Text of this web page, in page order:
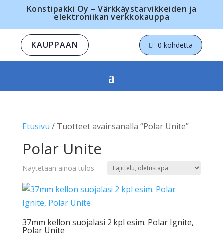
Konstipakki Oy – Värkkäystarvikkeiden ja
elektroniikan verkkokauppa
KAUPPAAN 0 kohdetta
Etusivu / Tuotteet avainsanalla “Polar Unite”
Polar Unite
Näytetään ainoa tulos
37mm kellon suojalasi 2 kpl esim. Polar Ignite,
Polar Unite